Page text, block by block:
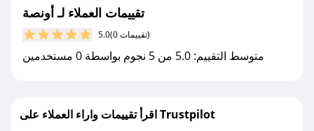
مع صحصح، تسوق بذكاء ووفّر على كل مشترياتك مع
تقييمات العملاء لـ أونصة
5.0 (0 تقييمات)
متوسط التقييم: 5.0 من 5 نجوم بواسطة 0 مستخدمين
اقرأ تقييمات واراء العملاء على Trustpilot